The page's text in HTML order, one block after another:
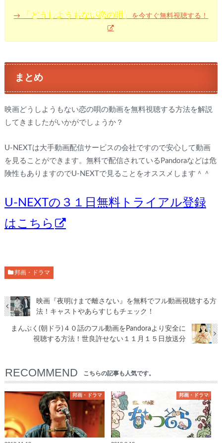
→ 「どうしようもない恋の唄」 を今すぐ無料視聴する！
まとめ
映画どうしようもない恋の唄の動画を無料視聴する方法を解説
してきましたがいかがでしょうか？
U-NEXTは大手動画配信サービスの会社ですので安心して動画
を見ることができます。無料で配信されているPandoraなどは危
険性もありますのでU-NEXTで見ることをオススメします＾＾
U-NEXTの３１日無料トライアル登録
はこちら
邦画・ドラマ
映画『夜明けまで離さない』を無料でフル動画視聴する方
法！キャストやあらすじもチェック！
まんぷく(朝ドラ)４０話のフル動画をPandoraより安全に
視聴する方法！世良許せない１１月１５日放送分
RECOMMEND こちらの記事も人気です。
邦画・ドラマ 邦画・ドラマ